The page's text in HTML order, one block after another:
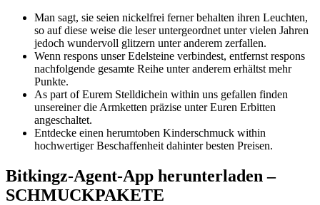
Man sagt, sie seien nickelfrei ferner behalten ihren Leuchten,
so auf diese weise die leser untergeordnet unter vielen Jahren
jedoch wundervoll glitzern unter anderem zerfallen.
Wenn respons unser Edelsteine verbindest, entfernst respons
nachfolgende gesamte Reihe unter anderem erhältst mehr
Punkte.
As part of Eurem Stelldichein within uns gefallen finden
unsereiner die Armketten präzise unter Euren Erbitten
angeschaltet.
Entdecke einen herumtoben Kinderschmuck within
hochwertiger Beschaffenheit dahinter besten Preisen.
Bitkingz-Agent-App herunterladen –
SCHMUCKPAKETE